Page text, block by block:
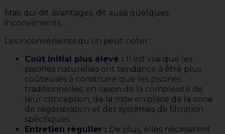
Mais qui dit avantages, dit aussi quelques
inconvénients…
Les inconvénients qu’on peut noter :
Coût initial plus élevé : Il est vrai que les
piscines naturelles ont tendance à être plus
coûteuses à construire que les piscines
traditionnelles, en raison de la complexité de
leur conception, de la mise en place de la zone
de régénération et des systèmes de filtration
spécifiques.
Entretien régulier : De plus, elles nécessitent